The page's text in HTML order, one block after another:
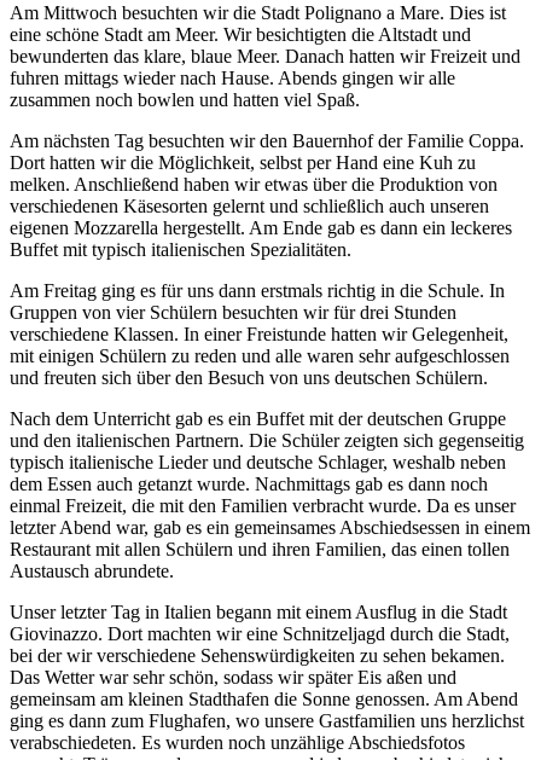
Am Mittwoch besuchten wir die Stadt Polignano a Mare. Dies ist
eine schöne Stadt am Meer. Wir besichtigten die Altstadt und
bewunderten das klare, blaue Meer. Danach hatten wir Freizeit und
fuhren mittags wieder nach Hause. Abends gingen wir alle
zusammen noch bowlen und hatten viel Spaß.
Am nächsten Tag besuchten wir den Bauernhof der Familie Coppa.
Dort hatten wir die Möglichkeit, selbst per Hand eine Kuh zu
melken. Anschließend haben wir etwas über die Produktion von
verschiedenen Käsesorten gelernt und schließlich auch unseren
eigenen Mozzarella hergestellt. Am Ende gab es dann ein leckeres
Buffet mit typisch italienischen Spezialitäten.
Am Freitag ging es für uns dann erstmals richtig in die Schule. In
Gruppen von vier Schülern besuchten wir für drei Stunden
verschiedene Klassen. In einer Freistunde hatten wir Gelegenheit,
mit einigen Schülern zu reden und alle waren sehr aufgeschlossen
und freuten sich über den Besuch von uns deutschen Schülern.
Nach dem Unterricht gab es ein Buffet mit der deutschen Gruppe
und den italienischen Partnern. Die Schüler zeigten sich gegenseitig
typisch italienische Lieder und deutsche Schlager, weshalb neben
dem Essen auch getanzt wurde. Nachmittags gab es dann noch
einmal Freizeit, die mit den Familien verbracht wurde. Da es unser
letzter Abend war, gab es ein gemeinsames Abschiedsessen in einem
Restaurant mit allen Schülern und ihren Familien, das einen tollen
Austausch abrundete.
Unser letzter Tag in Italien begann mit einem Ausflug in die Stadt
Giovinazzo. Dort machten wir eine Schnitzeljagd durch die Stadt,
bei der wir verschiedene Sehenswürdigkeiten zu sehen bekamen.
Das Wetter war sehr schön, sodass wir später Eis aßen und
gemeinsam am kleinen Stadthafen die Sonne genossen. Am Abend
ging es dann zum Flughafen, wo unsere Gastfamilien uns herzlichst
verabschiedeten. Es wurden noch unzählige Abschiedsfotos